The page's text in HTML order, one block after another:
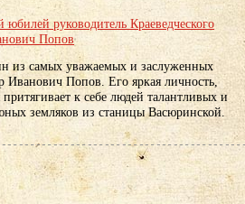
юбилей руководитель Краеведческого
Попов
из самых уважаемых и заслуженных
Иванович Попов. Его яркая личность,
к себе людей талантливых и
земляков из станицы Васюринской.